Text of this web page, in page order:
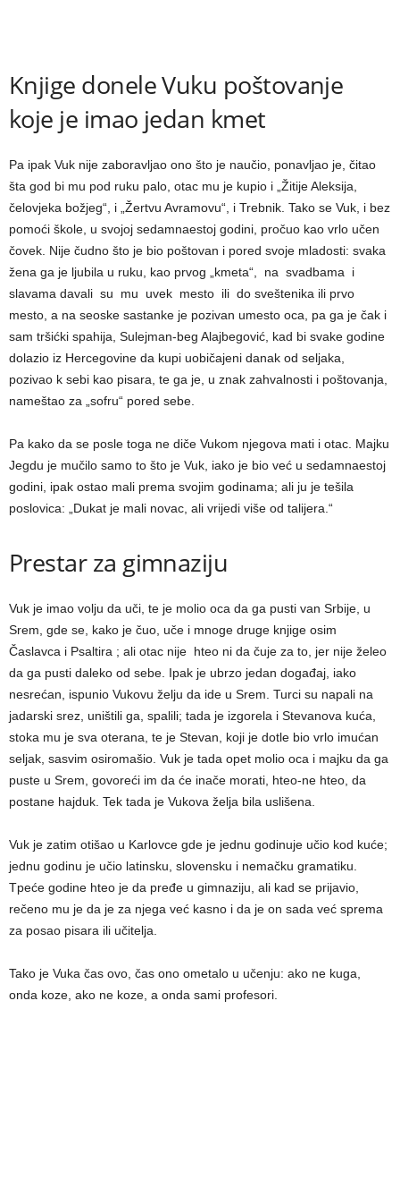
Knjige donele Vuku poštovanje
koje je imao jedan kmet
Pa ipak Vuk nije zaboravlјao ono što je naučio, ponavlјao je, čitao
šta god bi mu pod ruku palo, otac mu je kupio i „Žitije Aleksija,
čelovjeka božjeg“, i „Žertvu Avramovu“, i Trebnik. Tako se Vuk, i bez
pomoći škole, u svojoj sedamnaestoj godini, pročuo kao vrlo učen
čovek. Nije čudno što je bio poštovan i pored svoje mladosti: svaka
žena ga je lјubila u ruku, kao prvog „kmeta“, na svadbama i
slavama davali su mu uvek mesto ili do sveštenika ili prvo
mesto, a na seoske sastanke je pozivan umesto oca, pa ga je čak i
sam tršićki spahija, Sulejman-beg Alajbegović, kad bi svake godine
dolazio iz Hercegovine da kupi uobičajeni danak od selјaka,
pozivao k sebi kao pisara, te ga je, u znak zahvalnosti i poštovanja,
nameštao za „sofru“ pored sebe.
Pa kako da se posle toga ne diče Vukom njegova mati i otac. Majku
Jegdu je mučilo samo to što je Vuk, iako je bio već u sedamnaestoj
godini, ipak ostao mali prema svojim godinama; ali ju je tešila
poslovica: „Dukat je mali novac, ali vrijedi više od talijera.“
Prestar za gimnaziju
Vuk je imao volјu da uči, te je molio oca da ga pusti van Srbije, u
Srem, gde se, kako je čuo, uče i mnoge druge knjige osim
Časlavca i Psaltira ; ali otac nije hteo ni da čuje za to, jer nije želeo
da ga pusti daleko od sebe. Ipak je ubrzo jedan događaj, iako
nesrećan, ispunio Vukovu želјu da ide u Srem. Turci su napali na
jadarski srez, uništili ga, spalili; tada je izgorela i Stevanova kuća,
stoka mu je sva oterana, te je Stevan, koji je dotle bio vrlo imućan
selјak, sasvim osiromašio. Vuk je tada opet molio oca i majku da ga
puste u Srem, govoreći im da će inače morati, hteo-ne hteo, da
postane hajduk. Tek tada je Vukova želјa bila uslišena.
Vuk je zatim otišao u Karlovce gde je jednu godinuje učio kod kuće;
jednu godinu je učio latinsku, slovensku i nemačku gramatiku.
Tpeće godine hteo je da pređe u gimnaziju, ali kad se prijavio,
rečeno mu je da je za njega već kasno i da je on sada već sprema
za posao pisara ili učitelјa.
Tako je Vuka čas ovo, čas ono ometalo u učenju: ako ne kuga,
onda koze, ako ne koze, a onda sami profesori.